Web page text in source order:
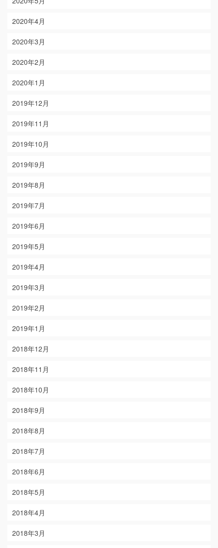
2020年4月
2020年3月
2020年2月
2020年1月
2019年12月
2019年11月
2019年10月
2019年9月
2019年8月
2019年7月
2019年6月
2019年5月
2019年4月
2019年3月
2019年2月
2019年1月
2018年12月
2018年11月
2018年10月
2018年9月
2018年8月
2018年7月
2018年6月
2018年5月
2018年4月
2018年3月